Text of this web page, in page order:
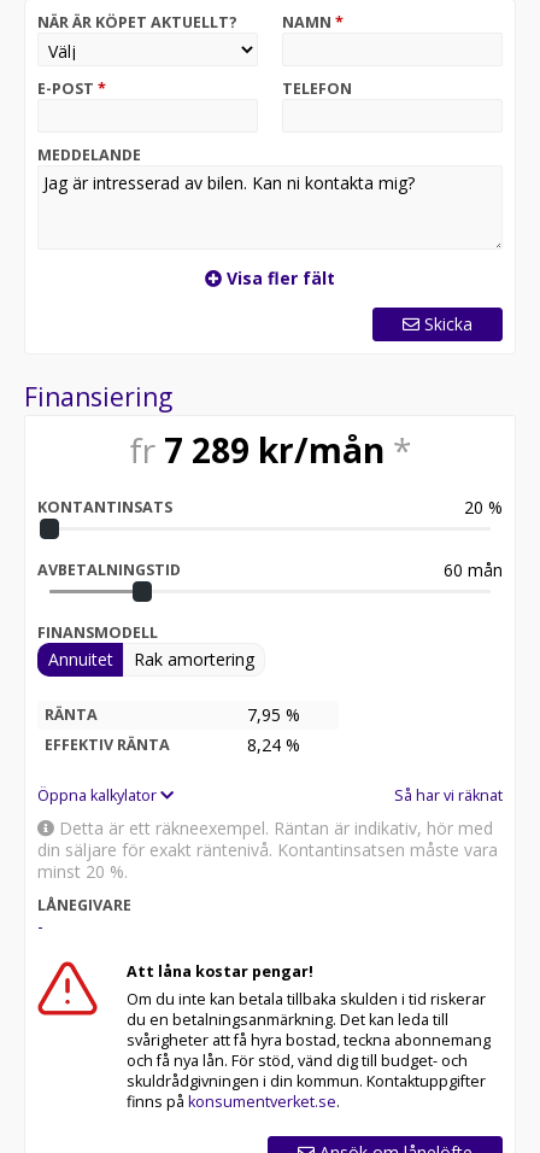
Vi på Arenabil erbjuder förmånlig finansiering via
möjligheten att teckna upp till 36 månader. Kontakta
NÄR ÄR KÖPET AKTUELLT? NAMN *
E-POST * TELEFON
MEDDELANDE
Visa fler fält
Skicka
Finansiering
fr 7 289 kr/mån *
KONTANTINSATS 20 %
AVBETALNINGSTID 60 mån
FINANSMODELL
Annuitet Rak amortering
RÄNTA 7,95 %
EFFEKTIV RÄNTA 8,24 %
Öppna kalkylator Så har vi räknat
Detta är ett räkneexempel. Räntan är indikativ, hör med
din säljare för exakt räntenivå. Kontantinsatsen måste vara
minst 20 %.
LÅNEGIVARE
-
Att låna kostar pengar!
Om du inte kan betala tillbaka skulden i tid riskerar
du en betalningsanmärkning. Det kan leda till
svårigheter att få hyra bostad, teckna abonnemang
och få nya lån. För stöd, vänd dig till budget- och
skuldrådgivningen i din kommun. Kontaktuppgifter
finns på konsumentverket.se.